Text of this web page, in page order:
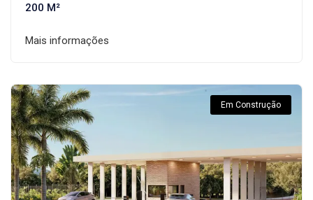
200 M²
Mais informações
Em Construção